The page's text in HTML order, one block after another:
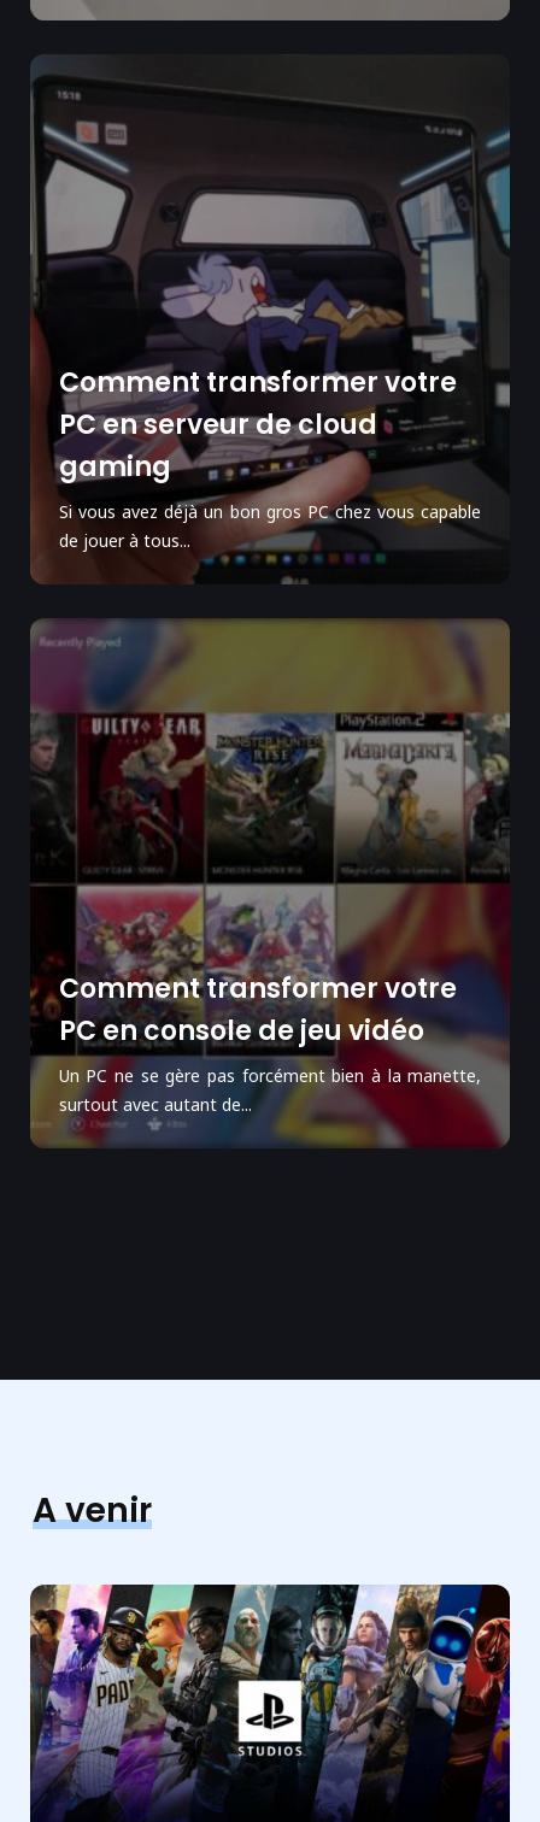
Comment transformer votre
PC en serveur de cloud
gaming
Si vous avez déjà un bon gros PC chez vous capable
de jouer à tous...
Comment transformer votre
PC en console de jeu vidéo
Un PC ne se gère pas forcément bien à la manette,
surtout avec autant de...
A venir